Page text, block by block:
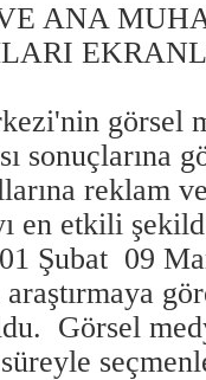
ANA
görsel
sonuçlarına
reklam
en etkili
Şubat  09
araştırmaya
Görsel